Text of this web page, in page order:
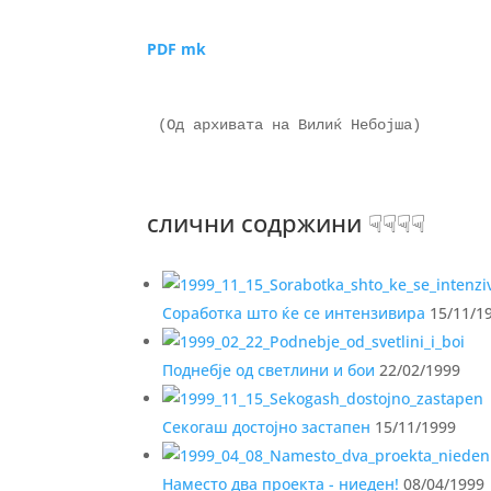
PDF mk
(Од архивата на Вилиќ Небојша)
слични содржини ☟☟☟☟
Соработка што ќе се интензивира 15/11/
Поднебје од светлини и бои 22/02/1999
Секогаш достојно застапен 15/11/1999
Наместо два проекта - ниеден! 08/04/1999